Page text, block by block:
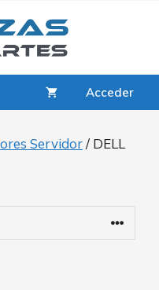
Acceder
Servidor/ DELL